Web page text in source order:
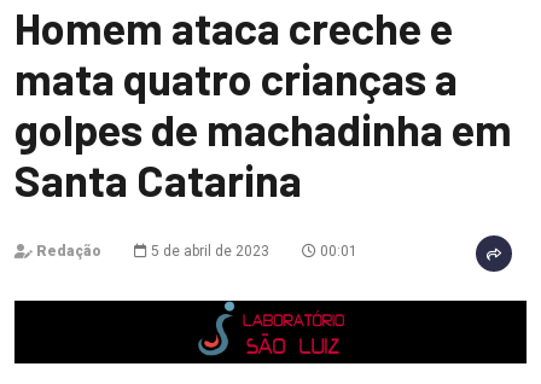
Homem ataca creche e
mata quatro crianças a
golpes de machadinha em
Santa Catarina
Redação 5 de abril de 2023 00:01